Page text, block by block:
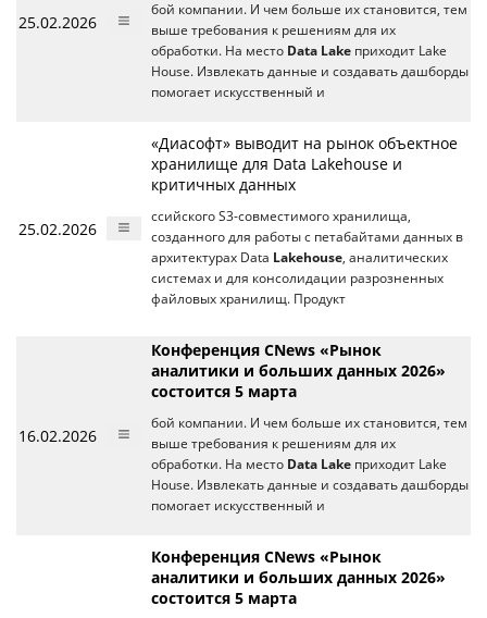
25.02.2026
бой компании. И чем больше их становится, тем
выше требования к решениям для их
обработки. На место Data Lake приходит Lake
House. Извлекать данные и создавать дашборды
помогает искусственный и
25.02.2026
«Диасофт» выводит на рынок объектное
хранилище для Data Lakehouse и
критичных данных
ссийского S3-совместимого хранилища,
созданного для работы с петабайтами данных в
архитектурах Data Lakehouse, аналитических
системах и для консолидации разрозненных
файловых хранилищ. Продукт
16.02.2026
Конференция CNews «Рынок
аналитики и больших данных 2026»
состоится 5 марта
бой компании. И чем больше их становится, тем
выше требования к решениям для их
обработки. На место Data Lake приходит Lake
House. Извлекать данные и создавать дашборды
помогает искусственный и
Конференция CNews «Рынок
аналитики и больших данных 2026»
состоится 5 марта